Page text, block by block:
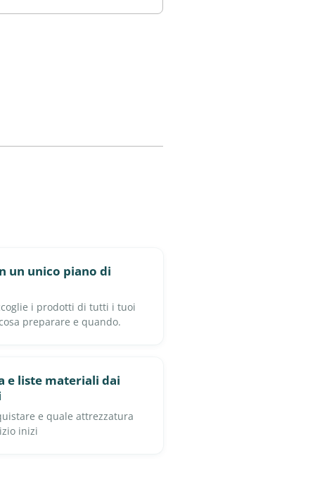
un unico piano di
i prodotti di tutti i tuoi
preparare e quando.
e liste materiali dai
e quale attrezzatura
inizi